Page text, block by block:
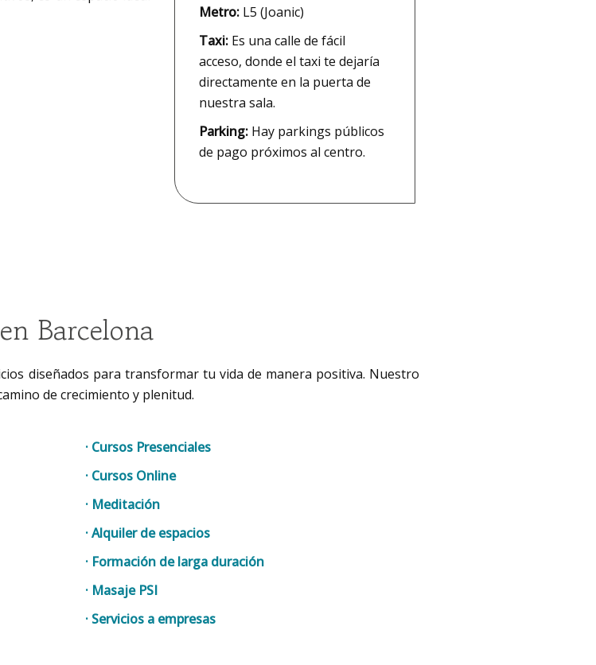
Metro: L5 (Joanic)
Taxi:Es una calle de fácil
acceso, donde el taxi te dejaría
directamente en la puerta de
nuestra sala.
Parking:Hay parkings públicos
de pago próximos al centro.
Barcelona
diseñados para transformar tu vida de manera positiva. Nuestro
de crecimiento y plenitud.
· Cursos Presenciales
· Cursos Online
· Meditación
· Alquiler de espacios
· Formación de larga duración
· Masaje PSI
· Servicios a empresas